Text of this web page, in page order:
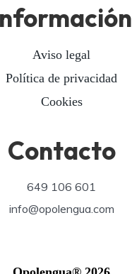
Aviso legal
Política de privacidad
Cookies
Contacto
649 106 601
info@opolengua.com